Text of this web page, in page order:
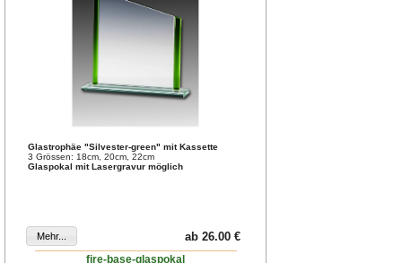
Glastrophäe "Silvester-green" mit Kassette
3 Grössen: 18cm, 20cm, 22cm
Glaspokal mit Lasergravur möglich
ab 26.00 €
fire-base-glaspokal